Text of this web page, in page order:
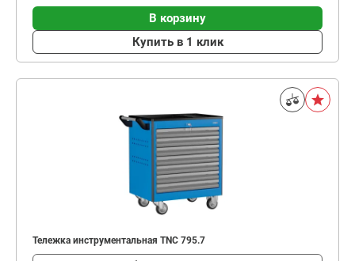
В корзину
Купить в 1 клик
Тележка инструментальная TNC 795.7